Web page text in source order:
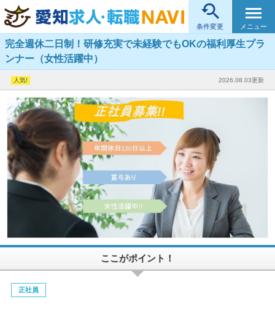

条件変更 メニュー
完全週休二日制！研修充実で未経験でもOKの福利厚生プラ
ンナー（女性活躍中）
2026.08.03更新
ここがポイント！
正社員